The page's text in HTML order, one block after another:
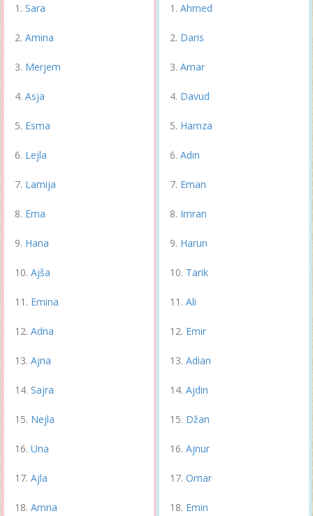
Sara
Amina
Merjem
Asja
Esma
Lejla
Lamija
Ema
Hana
Ajša
Emina
Adna
Ajna
Sajra
Nejla
Una
Ajla
Amna
Ahmed
Daris
Amar
Davud
Hamza
Adin
Eman
Imran
Harun
Tarik
Ali
Emir
Adian
Ajdin
Džan
Ajnur
Omar
Emin